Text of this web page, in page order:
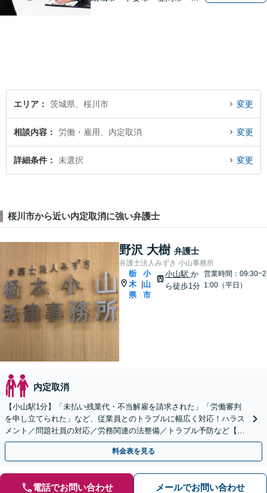
エリア 茨城県、桜川市 変更
相談内容 労働・雇用、内定取消 変更
詳細条件 未選択 変更
桜川市から近い内定取消に強い弁護士
野沢 大樹 弁護士
弁護士法人みずき 小山事務所
栃
木
県
小
山
市
小山駅 か
ら徒歩1分
営業時間：09:30~2
1:00（平日）
内定取消
【小山駅1分】「未払い残業代・不当解雇を請求された」「労働審判
を申し立てられた」など、従業員とのトラブルに幅広く対応！ハラス
メント／問題社員の対応／労務関連の法整備／トラブル予防など【ト
ラブル予防のための顧問弁護士】【休日・夜間面談可】
料金表を見る
電話でお問い合わせ メールでお問い合わせ